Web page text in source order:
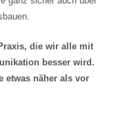
die wir alle mit
besser wird.
etwas näher als vor